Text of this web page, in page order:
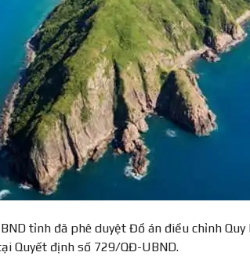
tỉnh đã phê duyệt Đồ án điều chỉnh
Quyết định số 729/QĐ-UBND.